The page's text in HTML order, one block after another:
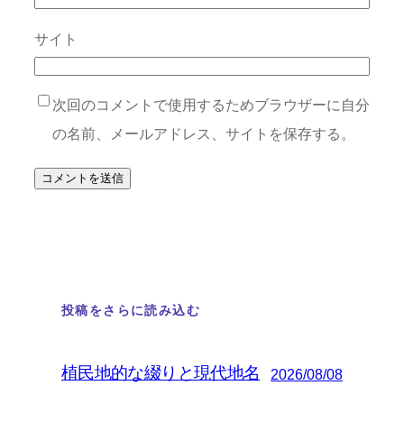
サイト
次回のコメントで使用するためブラウザーに自分
の名前、メールアドレス、サイトを保存する。
投稿をさらに読み込む
植民地的な綴りと現代地名 2026/08/08